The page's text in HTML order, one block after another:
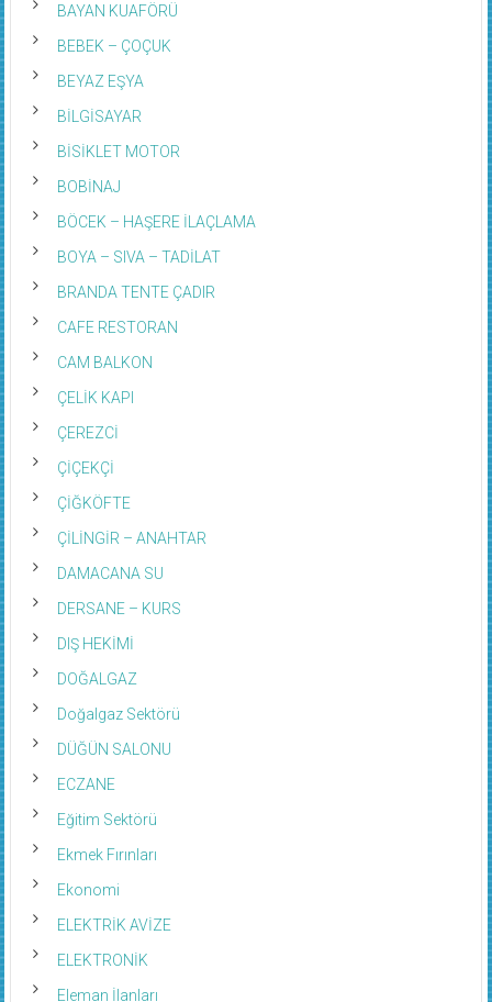
BAYAN KUAFÖRÜ
BEBEK – ÇOÇUK
BEYAZ EŞYA
BİLGİSAYAR
BİSİKLET MOTOR
BOBİNAJ
BÖCEK – HAŞERE İLAÇLAMA
BOYA – SIVA – TADİLAT
BRANDA TENTE ÇADIR
CAFE RESTORAN
CAM BALKON
ÇELİK KAPI
ÇEREZCİ
ÇİÇEKÇİ
ÇİĞKÖFTE
ÇİLİNGİR – ANAHTAR
DAMACANA SU
DERSANE – KURS
DIŞ HEKİMİ
DOĞALGAZ
Doğalgaz Sektörü
DÜĞÜN SALONU
ECZANE
Eğitim Sektörü
Ekmek Fırınları
Ekonomi
ELEKTRİK AVİZE
ELEKTRONİK
Eleman İlanları